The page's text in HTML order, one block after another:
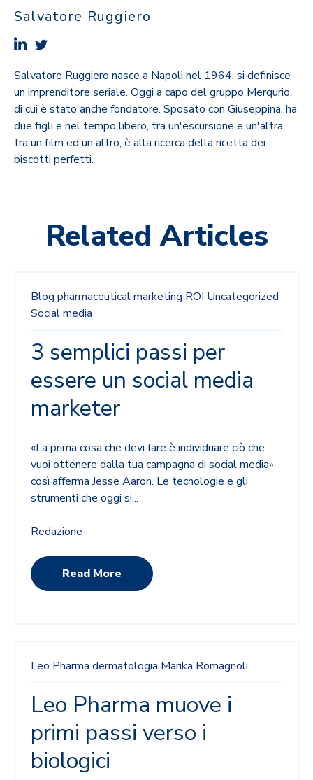
Salvatore Ruggiero
Salvatore Ruggiero nasce a Napoli nel 1964, si definisce
un imprenditore seriale. Oggi a capo del gruppo Merqurio,
di cui è stato anche fondatore. Sposato con Giuseppina, ha
due figli e nel tempo libero, tra un'escursione e un'altra,
tra un film ed un altro, è alla ricerca della ricetta dei
biscotti perfetti.
Related Articles
Blog pharmaceutical marketing ROI Uncategorized
Social media
3 semplici passi per
essere un social media
marketer
«La prima cosa che devi fare è individuare ciò che
vuoi ottenere dalla tua campagna di social media»
così affermaJesse Aaron. Le tecnologie e gli
strumenti che oggi si...
Redazione
Read More
Leo Pharma dermatologia Marika Romagnoli
Leo Pharma muove i
primi passi verso i
biologici